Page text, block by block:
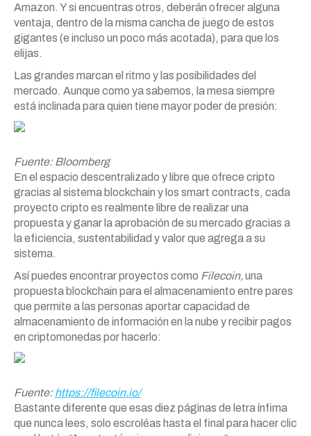
Amazon. Y si encuentras otros, deberán ofrecer alguna
ventaja, dentro de la misma cancha de juego de estos
gigantes (e incluso un poco más acotada), para que los
elijas.
Las grandes marcan el ritmo y las posibilidades del
mercado. Aunque como ya sabemos, la mesa siempre
está inclinada para quien tiene mayor poder de presión:
Fuente: Bloomberg
En el espacio descentralizado y libre que ofrece cripto
gracias al sistema blockchain y los smart contracts, cada
proyecto cripto es realmente libre de realizar una
propuesta y ganar la aprobación de su mercado gracias a
la eficiencia, sustentabilidad y valor que agrega a su
sistema.
Así puedes encontrar proyectos como Filecoin,una
propuesta blockchain para el almacenamiento entre pares
que permite a las personas aportar capacidad de
almacenamiento de información en la nube y recibir pagos
en criptomonedas por hacerlo:
Fuente: https://filecoin.io/
Bastante diferente que esas diez páginas de letra ínfima
que nunca lees, solo escroléas hasta el final para hacer clic